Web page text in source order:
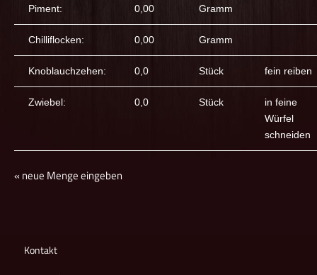
Piment: 0,00 Gramm
Chilliflocken: 0,00 Gramm
Knoblauchzehen: 0,0 Stück fein reiben
Zwiebel: 0,0 Stück
in feine
Würfel
schneiden
« neue Menge eingeben
Kontakt